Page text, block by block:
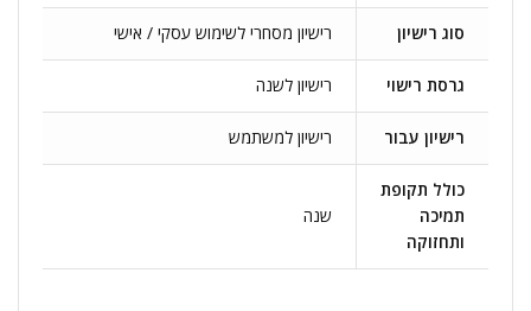
סוג רישיון רישיון מסחרי לשימוש עסקי / אישי
גרסת רישוי רישיון לשנה
רישיון עבור רישיון למשתמש
כולל תקופת
תמיכה
ותחזוקה
שנה